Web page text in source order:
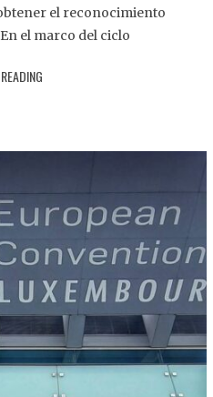
el reconocimiento
el marco del ciclo